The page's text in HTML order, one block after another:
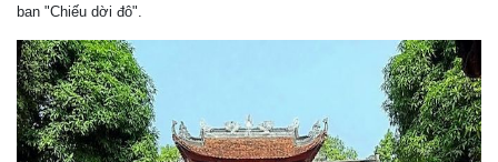
ban "Chiếu dời đô".